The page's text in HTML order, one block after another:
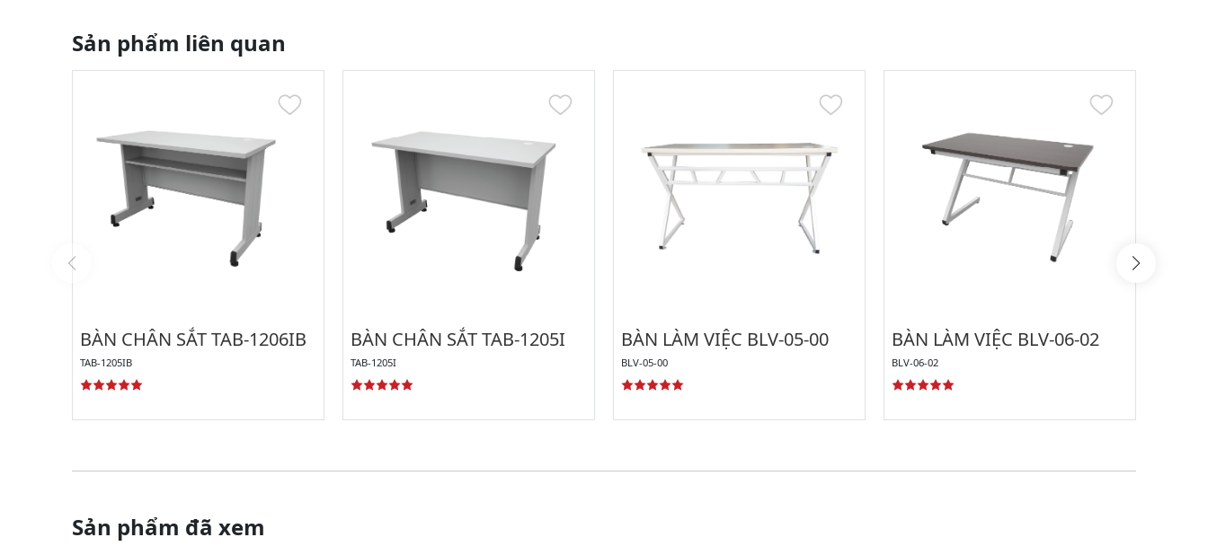
Sản phẩm liên quan
BÀN CHÂN SẮT TAB-1206IB
TAB-1205IB
BÀN CHÂN SẮT TAB-1205I
TAB-1205I
BÀN LÀM VIỆC BLV-05-00
BLV-05-00
BÀN LÀM VIỆC BLV-06-02
BLV-06-02
Sản phẩm đã xem